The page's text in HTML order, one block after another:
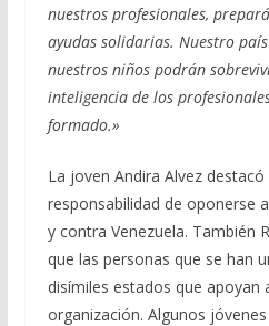
nuestros profesionales,
ayudas solidarias. Nuestro
nuestros niños podrán
inteligencia de los
formado.»
La joven Andira Alvez
responsabilidad de oponerse
y contra Venezuela. También
que las personas que se han
disímiles estados que apoyan
organización. Algunos